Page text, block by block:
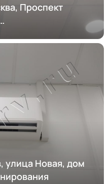
Проспект
улица Новая, дом